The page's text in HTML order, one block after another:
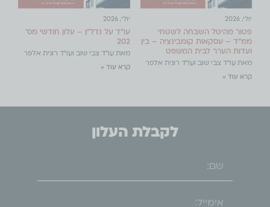
פטור מהיטל השבחה לשטחי
ממ"ד – עסקאות קומבינציה – בין
ועדות הערר לבית המשפט
יולי, 2026
מאת עו"ד צבי שוב ועו"ד רונית אלפר
קרא עוד »
עו"ד על נדל"ן – עלון חודשי מס'
202
יולי, 2026
מאת עו"ד צבי שוב ועו"ד רונית אלפר
קרא עוד »
לקבלת העלון